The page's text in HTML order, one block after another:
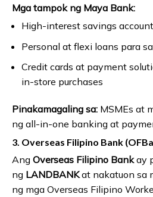
Mga tampok ng Maya Bank:
High-interest savings
Personal at flexi loans para
Credit cards at payment
in-store purchases
Pinakamagaling sa: MSMEs at
ng all-in-one banking at
3. Overseas Filipino Bank
Ang Overseas Filipino Bankay
ng LANDBANKat nakatuon sa
ng mga Overseas Filipino